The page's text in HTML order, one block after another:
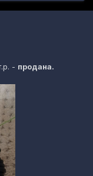
- продана.